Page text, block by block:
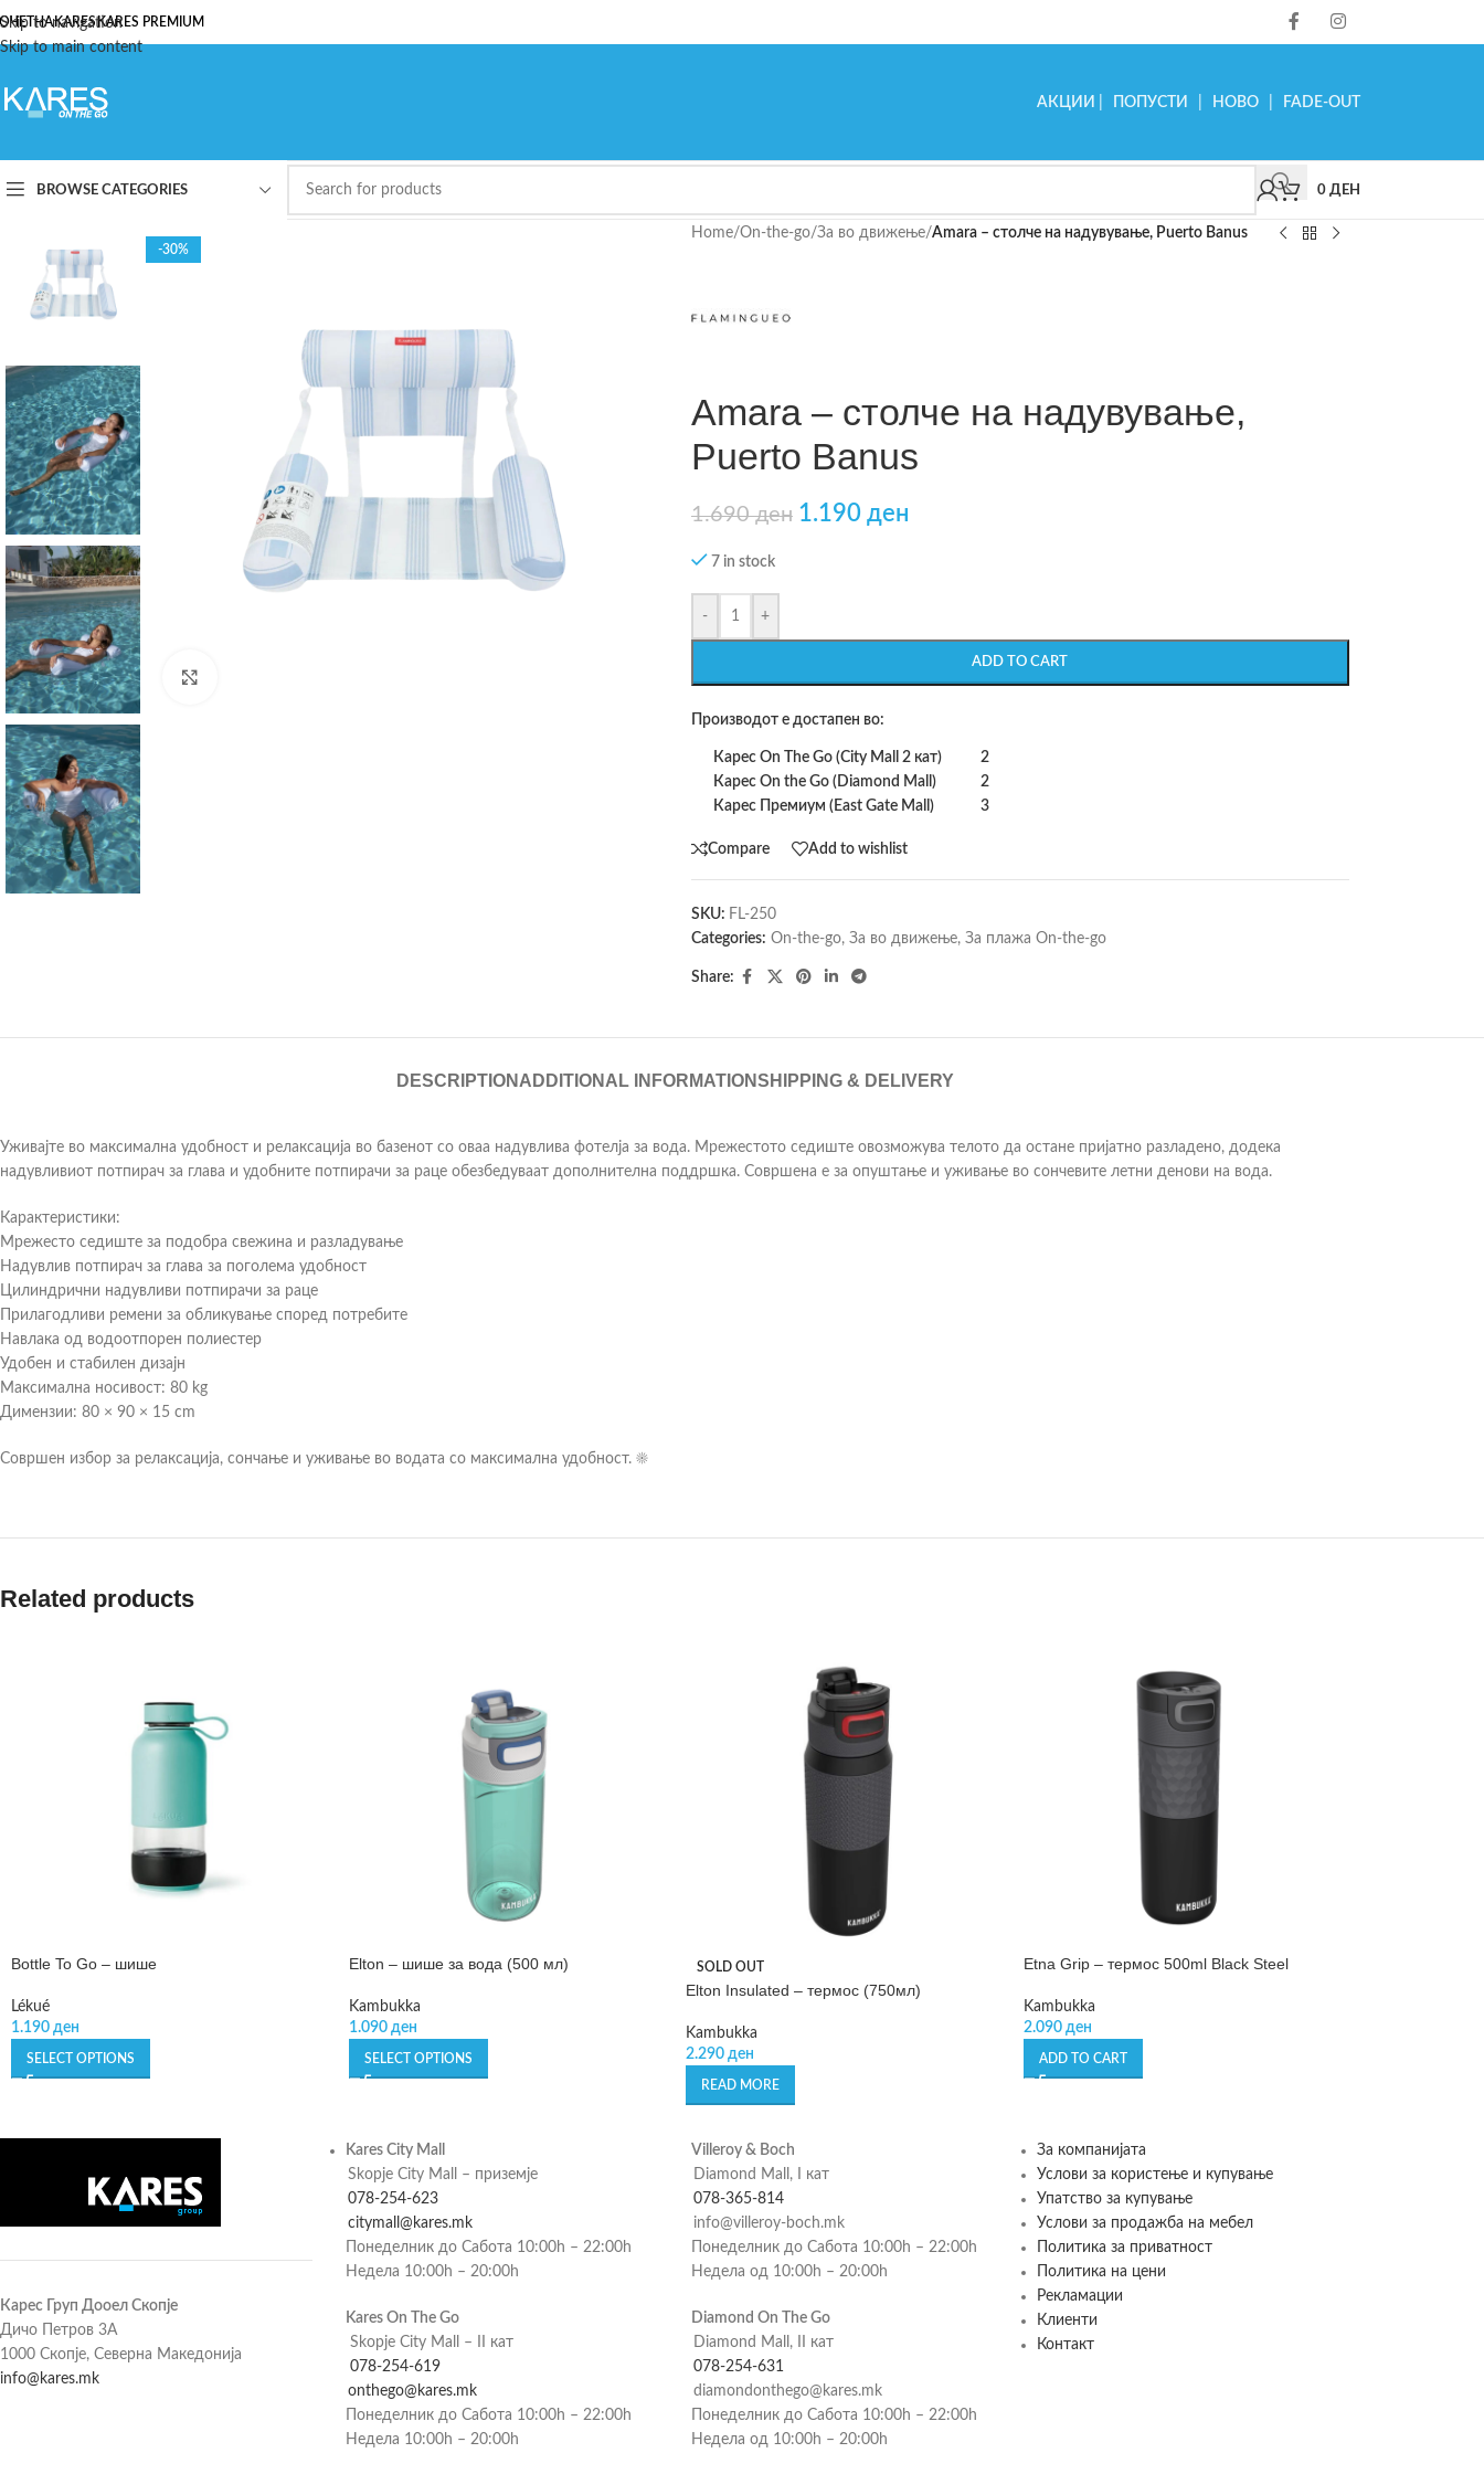
Skip to navigation
Skip to main content
KARESKARES PREMIUM
АКЦИИ ПОПУСТИ НОВО FADE-OUT
BROWSE CATEGORIES 0 ДЕН
-30%
Home/On-the-go/За во движење/Amara – столче на надувување, Puerto Banus
Amara – столче на надувување,
Puerto Banus
1.690ден 1.190 ден
7 in stock
- +
ADD TO CART
Производот е достапен во:
Карес On The Go (City Mall 2 кат)
2
Карес On the Go (Diamond Mall)
2
Карес Премиум (East Gate Mall)
3
Compare Add to wishlist
SKU: FL-250
Categories: On-the-go, За во движење, За плажа On-the-go
Share:
DESCRIPTION ADDITIONAL INFORMATIONSHIPPING & DELIVERY
Уживајте во максимална удобност и релаксација во базенот со оваа надувлива фотелја за вода. Мрежестото седиште овозможува телото да остане пријатно разладено, додека
надувливиот потпирач за глава и удобните потпирачи за раце обезбедуваат дополнителна поддршка. Совршена е за опуштање и уживање во сончевите летни денови на вода.
Карактеристики:
Мрежесто седиште за подобра свежина и разладување
Надувлив потпирач за глава за поголема удобност
Цилиндрични надувливи потпирачи за раце
Прилагодливи ремени за обликување според потребите
Навлака од водоотпорен полиестер
Удобен и стабилен дизајн
Максимална носивост: 80 kg
Димензии: 80 × 90 × 15 cm
Совршен избор за релаксација, сончање и уживање во водата со максимална удобност. ☀️ ️
Related products
Bottle To Go – шише
Lékué
1.190 ден
SELECT OPTIONS
Elton – шише за вода (500 мл)
Kambukka
1.090 ден
SELECT OPTIONS
SOLD OUT
Elton Insulated – термос (750мл)
Kambukka
2.290 ден
READ MORE
Etna Grip – термос 500ml Black Steel
Kambukka
2.090 ден
ADD TO CART
Карес Груп Дооел Скопје
Дичо Петров 3А
1000 Скопје, Северна Македонија
info@kares.mk
Kares City Mall
Skopje City Mall – приземје
078-254-623
citymall@kares.mk
Понеделник до Сабота 10:00h – 22:00h
Недела 10:00h – 20:00h
Kares On The Go
Skopje City Mall – II кат
078-254-619
onthego@kares.mk
Понеделник до Сабота 10:00h – 22:00h
Недела 10:00h – 20:00h
Villeroy & Boch
Diamond Mall, I кат
078-365-814
info@villeroy-boch.mk
Понеделник до Сабота 10:00h – 22:00h
Недела од 10:00h – 20:00h
Diamond On The Go
Diamond Mall, II кат
078-254-631
diamondonthego@kares.mk
Понеделник до Сабота 10:00h – 22:00h
Недела од 10:00h – 20:00h
За компанијата
Услови за користење и купување
Упатство за купување
Услови за продажба на мебел
Политика за приватност
Политика на цени
Рекламации
Клиенти
Контакт